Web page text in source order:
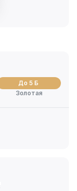
До 5 Б
Золотая